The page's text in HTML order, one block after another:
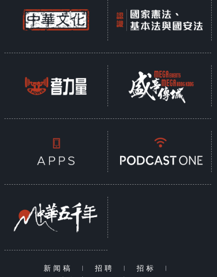
新闻稿 | 招聘 | 招标
|